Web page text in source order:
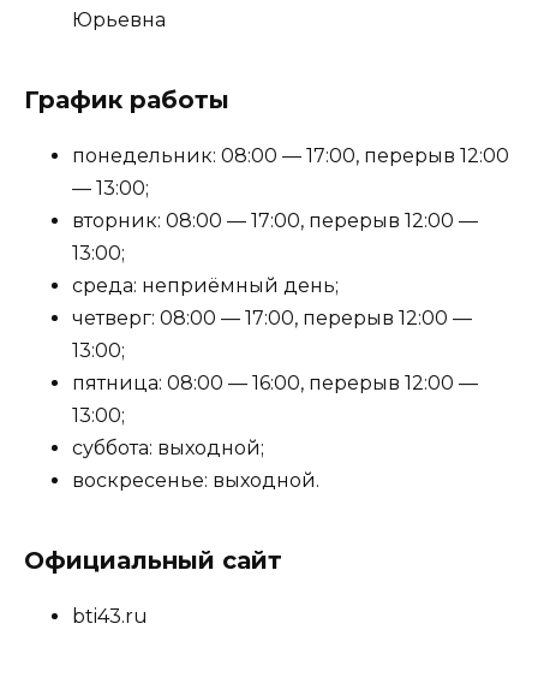
Юрьевна
График работы
понедельник: 08:00 — 17:00, перерыв 12:00
— 13:00;
вторник: 08:00 — 17:00, перерыв 12:00 —
13:00;
среда: неприёмный день;
четверг: 08:00 — 17:00, перерыв 12:00 —
13:00;
пятница: 08:00 — 16:00, перерыв 12:00 —
13:00;
суббота: выходной;
воскресенье: выходной.
Официальный сайт
bti43.ru